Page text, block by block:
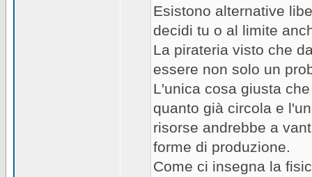
Esistono alternative
decidi tu o al limite
La pirateria visto che
essere non solo un
L'unica cosa giusta
quanto già circola e
risorse andrebbe a
forme di produzione.
Come ci insegna la